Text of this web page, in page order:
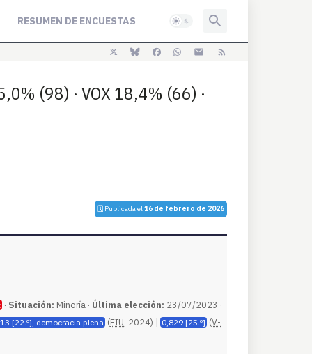
RESUMEN DE ENCUESTAS
(98) · VOX 18,4% (66) ·
🗓️ Publicada el16 de febrero de 2026
· Situación: Minoría · Última elección: 23/07/2023 ·
[22.º], democracia plena (EIU, 2024) | 0,829 [25.º] (V-